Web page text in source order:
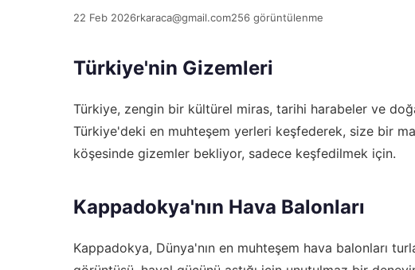
22 Feb 2026rkaraca@gmail.com256 görüntülenme
Türkiye'nin Gizemleri
Türkiye, zengin bir kültürel miras, tarihi harabeler ve
Türkiye'deki en muhteşem yerleri keşfederek, size bir
köşesinde gizemler bekliyor, sadece keşfedilmek için.
Kappadokya'nın Hava Balonları
Kappadokya, Dünya'nın en muhteşem hava balonları